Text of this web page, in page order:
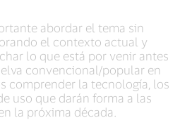
abordar el tema sin
el contexto actual y
lo que está por venir antes
convencional/popular en
comprender la tecnología, los
uso que darán forma a las
la próxima década.